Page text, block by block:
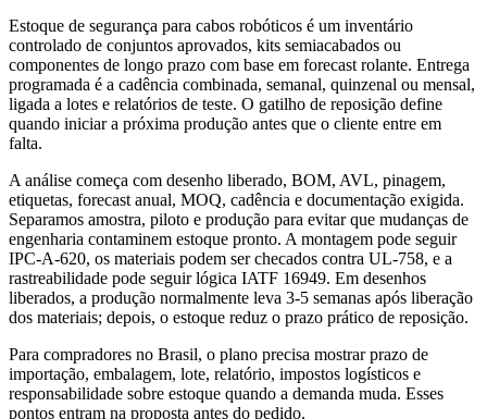
Estoque de segurança para cabos robóticos é um inventário
controlado de conjuntos aprovados, kits semiacabados ou
componentes de longo prazo com base em forecast rolante. Entrega
programada é a cadência combinada, semanal, quinzenal ou mensal,
ligada a lotes e relatórios de teste. O gatilho de reposição define
quando iniciar a próxima produção antes que o cliente entre em
falta.
A análise começa com desenho liberado, BOM, AVL, pinagem,
etiquetas, forecast anual, MOQ, cadência e documentação exigida.
Separamos amostra, piloto e produção para evitar que mudanças de
engenharia contaminem estoque pronto. A montagem pode seguir
IPC-A-620, os materiais podem ser checados contra UL-758, e a
rastreabilidade pode seguir lógica IATF 16949. Em desenhos
liberados, a produção normalmente leva 3-5 semanas após liberação
dos materiais; depois, o estoque reduz o prazo prático de reposição.
Para compradores no Brasil, o plano precisa mostrar prazo de
importação, embalagem, lote, relatório, impostos logísticos e
responsabilidade sobre estoque quando a demanda muda. Esses
pontos entram na proposta antes do pedido.